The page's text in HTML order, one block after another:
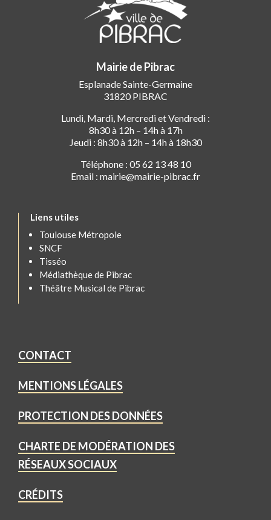
Mairie de Pibrac
Esplanade Sainte-Germaine
31820 PIBRAC
Lundi, Mardi, Mercredi et Vendredi :
8h30 à 12h – 14h à 17h
Jeudi : 8h30 à 12h – 14h à 18h30
Téléphone : 05 62 13 48 10
Email : mairie@mairie-pibrac.fr
Liens utiles
Toulouse Métropole
SNCF
Tisséo
Médiathèque de Pibrac
Théâtre Musical de Pibrac
CONTACT
MENTIONS LÉGALES
PROTECTION DES DONNÉES
CHARTE DE MODÉRATION DES
RÉSEAUX SOCIAUX
CRÉDITS